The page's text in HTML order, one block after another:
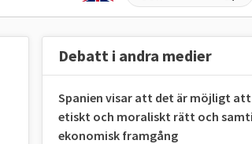
Debatt i andra medier
Spanien visar att det är möjligt
etiskt och moraliskt rätt och
ekonomisk framgång